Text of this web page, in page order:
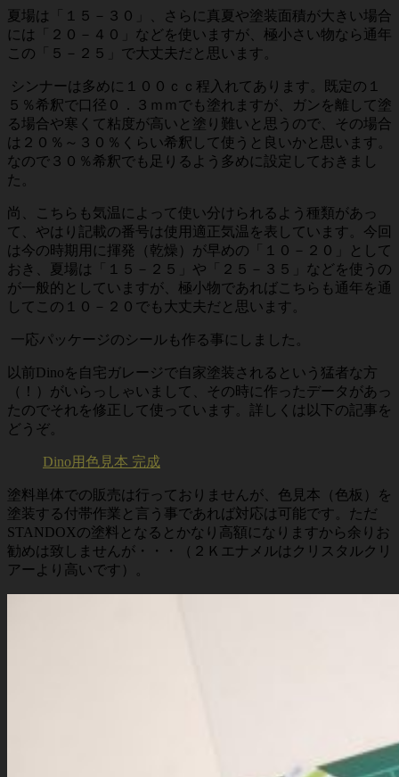
夏場は「１５－３０」、さらに真夏や塗装面積が大きい場合
には「２０－４０」などを使いますが、極小さい物なら通年
この「５－２５」で大丈夫だと思います。
シンナーは多めに１００ｃｃ程入れてあります。既定の１
５％希釈で口径０．３ｍｍでも塗れますが、ガンを離して塗
る場合や寒くて粘度が高いと塗り難いと思うので、その場合
は２０％～３０％くらい希釈して使うと良いかと思います。
なので３０％希釈でも足りるよう多めに設定しておきまし
た。
尚、こちらも気温によって使い分けられるよう種類があっ
て、やはり記載の番号は使用適正気温を表しています。今回
は今の時期用に揮発（乾燥）が早めの「１０－２０」として
おき、夏場は「１５－２５」や「２５－３５」などを使うの
が一般的としていますが、極小物であればこちらも通年を通
してこの１０－２０でも大丈夫だと思います。
一応パッケージのシールも作る事にしました。
以前Dinoを自宅ガレージで自家塗装されるという猛者な方
（！）がいらっしゃいまして、その時に作ったデータがあっ
たのでそれを修正して使っています。詳しくは以下の記事を
どうぞ。
Dino用色見本 完成
塗料単体での販売は行っておりませんが、色見本（色板）を
塗装する付帯作業と言う事であれば対応は可能です。ただ
STANDOXの塗料となるとかなり高額になりますから余りお
勧めは致しませんが・・・（２Ｋエナメルはクリスタルクリ
アーより高いです）。